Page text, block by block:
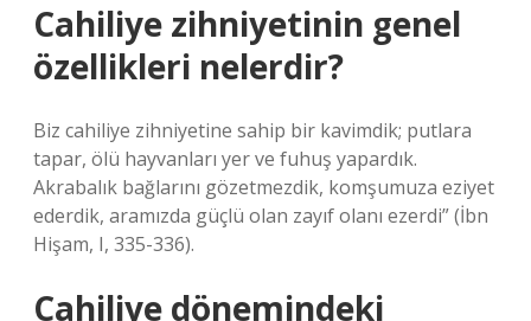
Cahiliye zihniyetinin genel
özellikleri nelerdir?
Biz cahiliye zihniyetine sahip bir kavimdik; putlara
tapar, ölü hayvanları yer ve fuhuş yapardık.
Akrabalık bağlarını gözetmezdik, komşumuza eziyet
ederdik, aramızda güçlü olan zayıf olanı ezerdi” (İbn
Hişam, I, 335-336).
Cahiliye dönemindeki